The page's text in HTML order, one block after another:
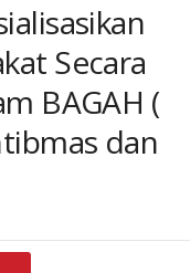
Secara
BAGAH (
dan